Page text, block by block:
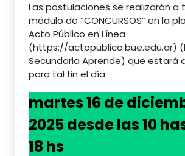
Las postulaciones se realizarán a
módulo de “CONCURSOS” en la
Acto Público en Línea
(https://actopublico.bue.edu.ar)
Secundaria Aprende) que estará
para tal fin el día
martes 16 de
2025 desde las 10
18 hs